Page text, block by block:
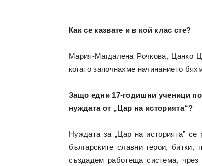
Как се казвате и в кой клас сте?
Мария-Магдалена Рочкова, Цанко
когато започнахме начинанието
Защо едни 17-годишни ученици
нуждата от „Цар на историята“?
Нуждата за „Цар на историята”
българските славни герои,
създадем работеща система,